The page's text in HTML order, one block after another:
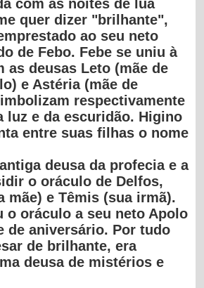
com as noites de lua
quer dizer "brilhante",
ao seu neto
de Febo. Febe se uniu à
as deusas Leto (mãe de
e Astéria (mãe de
respectivamente
luz e da escuridão. Higino
entre suas filhas o nome
deusa da profecia e a
o oráculo de Delfos,
mãe) e Têmis (sua irmã).
o oráculo a seu neto Apolo
de aniversário. Por tudo
de brilhante, era
deusa de mistérios e